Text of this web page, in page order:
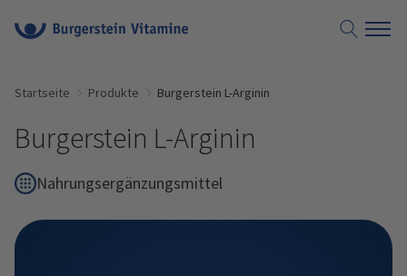
Suche
Startseite Produkte Burgerstein L-Arginin
Burgerstein L-Arginin
Nahrungsergänzungsmittel